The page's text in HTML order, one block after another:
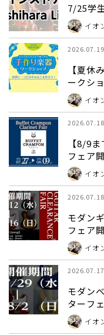
7/25学
イオ
2026.07.19
【夏休
ークシ
イオ
2026.07.18
【8/9
フェア
イオ
2026.07.18
モダン
フェア
イオ
2026.07.17
モダン
ターフ
イオ